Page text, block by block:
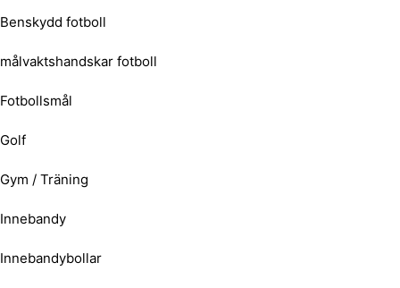
Benskydd fotboll
målvaktshandskar fotboll
Fotbollsmål
Golf
Gym / Träning
Innebandy
Innebandybollar